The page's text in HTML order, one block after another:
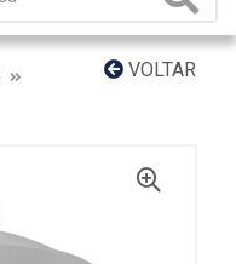
VOLTAR